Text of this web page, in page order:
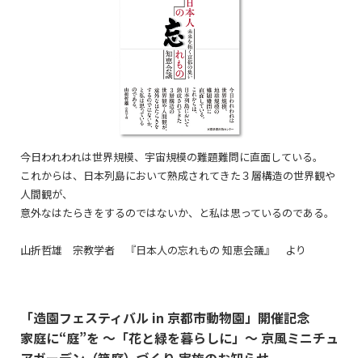
今日われわれは世界規模、宇宙規模の難題難問に直面している。
これからは、日本列島において熟成されてきた３層構造の世界観や
人間観が、
意外なはたらきをするのではないか、と私は思っているのである。
山折哲雄 宗教学者 『日本人の忘れもの 知恵会議』 より
「造園フェスティバル in 京都市動物園」開催記念
家庭に“庭”を ～「花と緑を暮らしに」～ 京風ミニチュ